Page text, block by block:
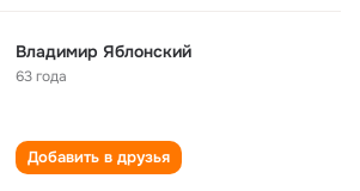
Владимир Яблонский
63 года
Добавить в друзья